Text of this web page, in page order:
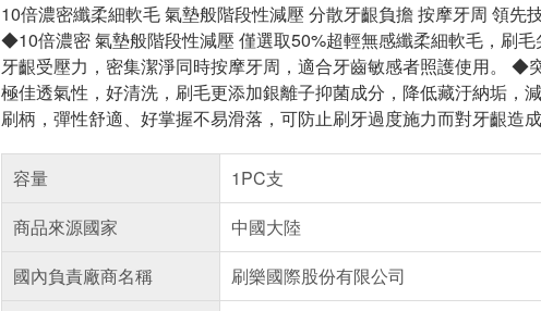
10倍濃密纖柔細軟毛 氣墊般階段性減壓 分散牙齦負擔 按摩牙周 領先
◆10倍濃密 氣墊般階段性減壓 僅選取50%超輕無感纖柔細軟毛，刷
牙齦受壓力，密集潔淨同時按摩牙周，適合牙齒敏感者照護使用。 ◆
極佳透氣性，好清洗，刷毛更添加銀離子抑菌成分，降低藏汙納垢
刷柄，彈性舒適、好掌握不易滑落，可防止刷牙過度施力而對牙齦造成
容量
1PC支
商品來源國家
中國大陸
國內負責廠商名稱
刷樂國際股份有限公司